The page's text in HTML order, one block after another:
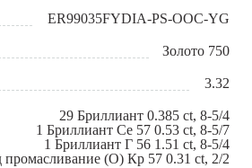
ER99035FYDIA-PS-OOC-YG
Золото 750
3.32
29 Бриллиант 0.385 сt, 8-5/4
1 Бриллиант Се 57 0.53 сt, 8-5/7
1 Бриллиант Г 56 1.51 сt, 8-5/4
промасливание (О) Кр 57 0.31 сt, 2/2